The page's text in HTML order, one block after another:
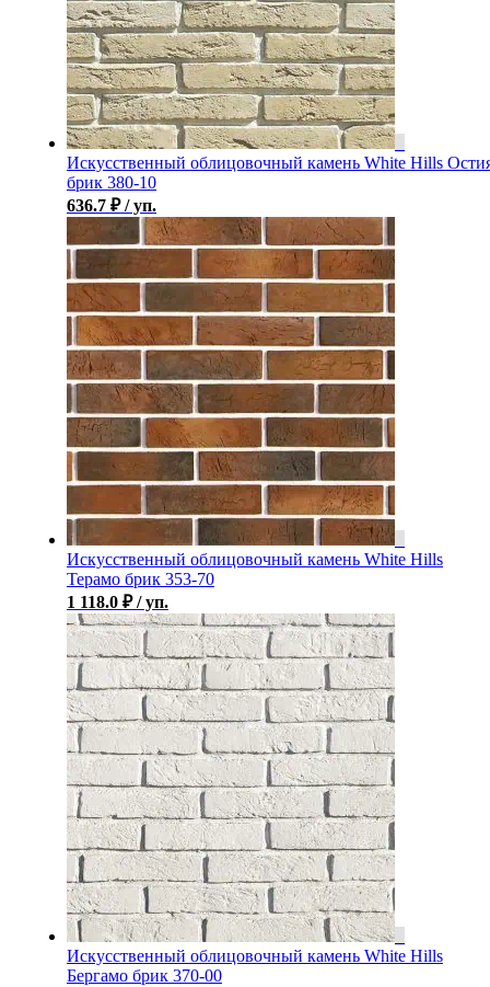
Искусственный облицовочный камень White Hills
брик 380-10
636.7 ₽ / уп.
Искусственный облицовочный камень White Hills
Терамо брик 353-70
1 118.0 ₽ / уп.
Искусственный облицовочный камень White Hills
Бергамо брик 370-00